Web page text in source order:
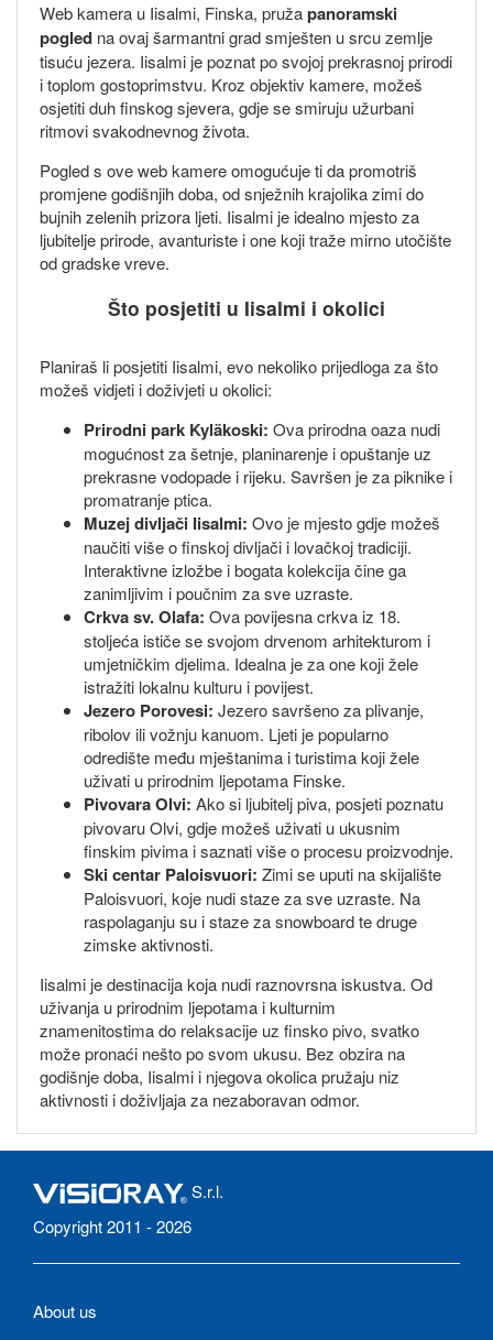
Web kamera u Iisalmi, Finska, pružapanoramski
pogled na ovaj šarmantni grad smješten u srcu zemlje
tisuću jezera. Iisalmi je poznat po svojoj prekrasnoj prirodi
i toplom gostoprimstvu. Kroz objektiv kamere, možeš
osjetiti duh finskog sjevera, gdje se smiruju užurbani
ritmovi svakodnevnog života.
Pogled s ove web kamere omogućuje ti da promotriš
promjene godišnjih doba, od snježnih krajolika zimi do
bujnih zelenih prizora ljeti. Iisalmi je idealno mjesto za
ljubitelje prirode, avanturiste i one koji traže mirno utočište
od gradske vreve.
Što posjetiti u Iisalmi i okolici
Planiraš li posjetiti Iisalmi, evo nekoliko prijedloga za što
možeš vidjeti i doživjeti u okolici:
Prirodni park Kyläkoski: Ova prirodna oaza nudi
mogućnost za šetnje, planinarenje i opuštanje uz
prekrasne vodopade i rijeku. Savršen je za piknike i
promatranje ptica.
Muzej divljači Iisalmi: Ovo je mjesto gdje možeš
naučiti više o finskoj divljači i lovačkoj tradiciji.
Interaktivne izložbe i bogata kolekcija čine ga
zanimljivim i poučnim za sve uzraste.
Crkva sv. Olafa: Ova povijesna crkva iz 18.
stoljeća ističe se svojom drvenom arhitekturom i
umjetničkim djelima. Idealna je za one koji žele
istražiti lokalnu kulturu i povijest.
Jezero Porovesi: Jezero savršeno za plivanje,
ribolov ili vožnju kanuom. Ljeti je popularno
odredište među mještanima i turistima koji žele
uživati u prirodnim ljepotama Finske.
Pivovara Olvi: Ako si ljubitelj piva, posjeti poznatu
pivovaru Olvi, gdje možeš uživati u ukusnim
finskim pivima i saznati više o procesu proizvodnje.
Ski centar Paloisvuori: Zimi se uputi na skijalište
Paloisvuori, koje nudi staze za sve uzraste. Na
raspolaganju su i staze za snowboard te druge
zimske aktivnosti.
Iisalmi je destinacija koja nudi raznovrsna iskustva. Od
uživanja u prirodnim ljepotama i kulturnim
znamenitostima do relaksacije uz finsko pivo, svatko
može pronaći nešto po svom ukusu. Bez obzira na
godišnje doba, Iisalmi i njegova okolica pružaju niz
aktivnosti i doživljaja za nezaboravan odmor.
S.r.l.
Copyright 2011 - 2026
About us